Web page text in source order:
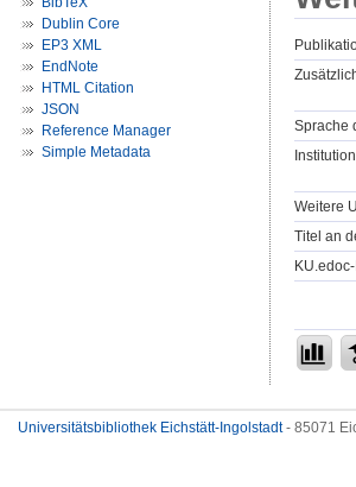
Dublin Core
EP3 XML
EndNote
HTML Citation
JSON
Reference Manager
Simple Metadata
Sprache
Weitere
Titel an
Universitätsbibliothek Eichstätt-Ingolstadt- 85071